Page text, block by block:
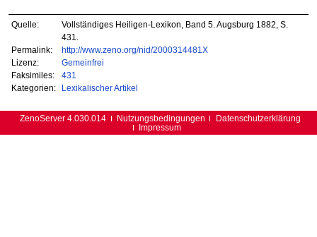
Quelle:
Vollständiges Heiligen-Lexikon, Band 5. Augsburg 1882, S.
431.
Permalink:
http://www.zeno.org/nid/2000314481X
Lizenz:
Gemeinfrei
Faksimiles:
431
Kategorien:
Lexikalischer Artikel
ZenoServer 4.030.014 Nutzungsbedingungen
Datenschutzerklärung
Impressum